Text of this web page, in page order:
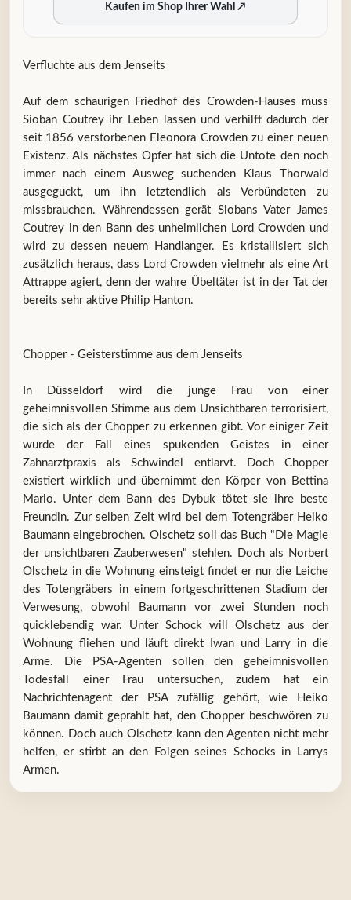
Kaufen im Shop Ihrer Wahl ↗
Verfluchte aus dem Jenseits
Auf dem schaurigen Friedhof des Crowden-Hauses muss
Sioban Coutrey ihr Leben lassen und verhilft dadurch der
seit 1856 verstorbenen Eleonora Crowden zu einer neuen
Existenz. Als nächstes Opfer hat sich die Untote den noch
immer nach einem Ausweg suchenden Klaus Thorwald
ausgeguckt, um ihn letztendlich als Verbündeten zu
missbrauchen. Währendessen gerät Siobans Vater James
Coutrey in den Bann des unheimlichen Lord Crowden und
wird zu dessen neuem Handlanger. Es kristallisiert sich
zusätzlich heraus, dass Lord Crowden vielmehr als eine Art
Attrappe agiert, denn der wahre Übeltäter ist in der Tat der
bereits sehr aktive Philip Hanton.
Chopper - Geisterstimme aus dem Jenseits
In Düsseldorf wird die junge Frau von einer
geheimnisvollen Stimme aus dem Unsichtbaren terrorisiert,
die sich als der Chopper zu erkennen gibt. Vor einiger Zeit
wurde der Fall eines spukenden Geistes in einer
Zahnarztpraxis als Schwindel entlarvt. Doch Chopper
existiert wirklich und übernimmt den Körper von Bettina
Marlo. Unter dem Bann des Dybuk tötet sie ihre beste
Freundin. Zur selben Zeit wird bei dem Totengräber Heiko
Baumann eingebrochen. Olschetz soll das Buch "Die Magie
der unsichtbaren Zauberwesen" stehlen. Doch als Norbert
Olschetz in die Wohnung einsteigt findet er nur die Leiche
des Totengräbers in einem fortgeschrittenen Stadium der
Verwesung, obwohl Baumann vor zwei Stunden noch
quicklebendig war. Unter Schock will Olschetz aus der
Wohnung fliehen und läuft direkt Iwan und Larry in die
Arme. Die PSA-Agenten sollen den geheimnisvollen
Todesfall einer Frau untersuchen, zudem hat ein
Nachrichtenagent der PSA zufällig gehört, wie Heiko
Baumann damit geprahlt hat, den Chopper beschwören zu
können. Doch auch Olschetz kann den Agenten nicht mehr
helfen, er stirbt an den Folgen seines Schocks in Larrys
Armen.